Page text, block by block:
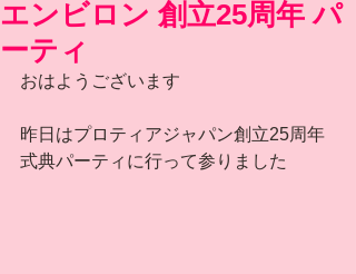
エンビロン 創立25周年 パ
ーティ
おはようございます
昨日はプロティアジャパン創立25周年
式典パーティに行って参りました